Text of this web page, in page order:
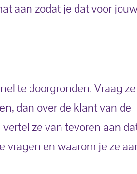
aan zodat je dat voor jouw
te doorgronden. Vraag ze
dan over de klant van de
ze van tevoren aan
vragen en waarom je ze